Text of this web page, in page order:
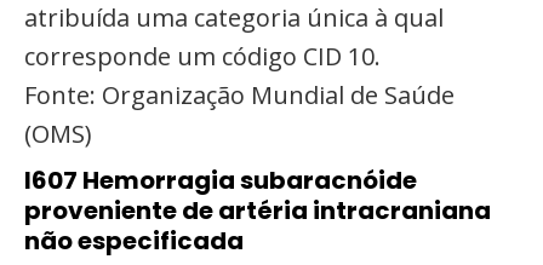
atribuída uma categoria única à qual
corresponde um código CID 10.
Fonte: Organização Mundial de Saúde
(OMS)
I607 Hemorragia subaracnóide
proveniente de artéria intracraniana
não especificada